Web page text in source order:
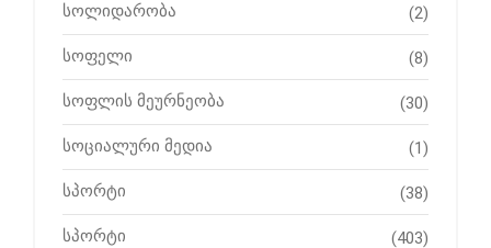
სოლიდარობა (2)
სოფელი (8)
სოფლის მეურნეობა (30)
სოციალური მედია (1)
სპორტი (38)
სპორტი (403)